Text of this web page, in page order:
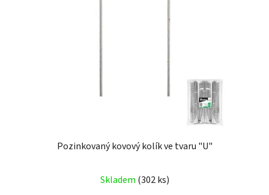
Pozinkovaný kovový kolík ve tvaru "U"
hodnocení
Skladem (302 ks)